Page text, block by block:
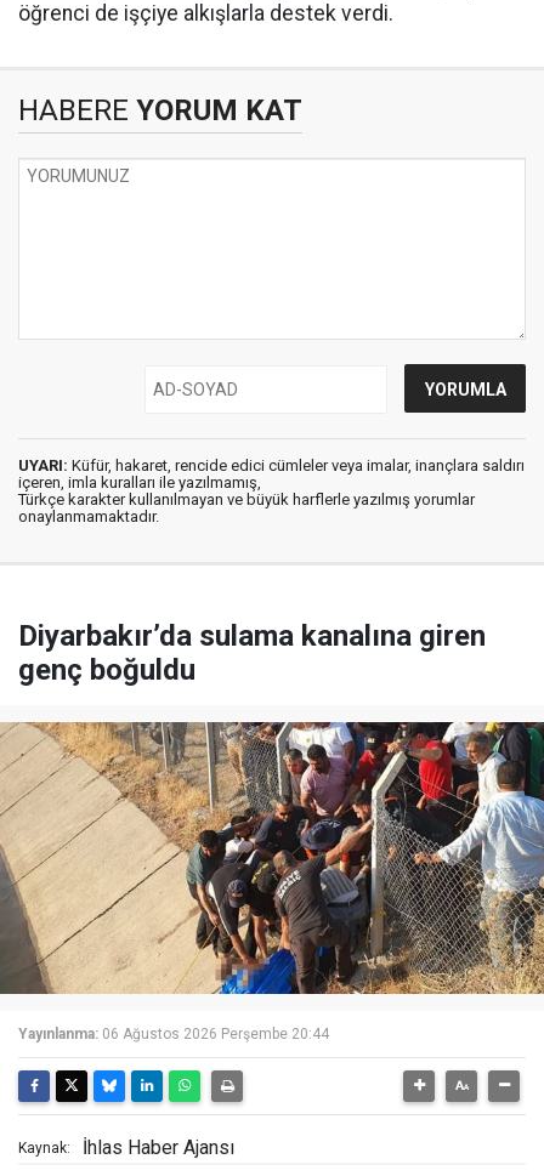
öğrenci de işçiye alkışlarla destek verdi.
HABERE YORUM KAT
UYARI: Küfür, hakaret, rencide edici cümleler veya imalar, inançlara saldırı
içeren, imla kuralları ile yazılmamış,
Türkçe karakter kullanılmayan ve büyük harflerle yazılmış yorumlar
onaylanmamaktadır.
Diyarbakır’da sulama kanalına giren
genç boğuldu
Yayınlanma: 06 Ağustos 2026 Perşembe 20:44
Kaynak: İhlas Haber Ajansı